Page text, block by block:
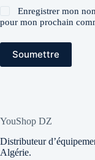
Enregistrer mon
pour mon prochain
Soumettre
YouShop DZ
Distributeur
Algérie.